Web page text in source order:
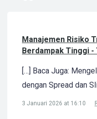
Manajemen Risiko
Berdampak Tinggi -
[…] Baca Juga:
dengan Spread dan
3 Januari 2026 at 16:10